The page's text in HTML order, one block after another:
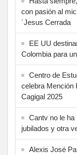
con pasión al
´Jesus Cerrada
EE UU
Colombia para
Centro de
celebra Mención
Cagigal 2025
Cantv no le ha
jubilados y otra
Alexis José